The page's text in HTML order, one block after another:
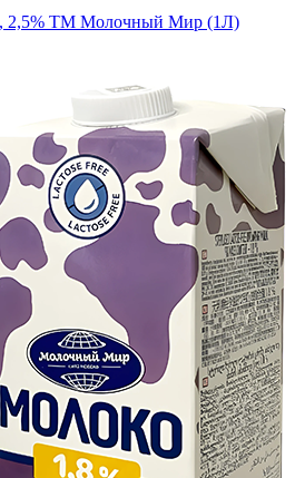
2,5% ТМ Молочный Мир (1Л)